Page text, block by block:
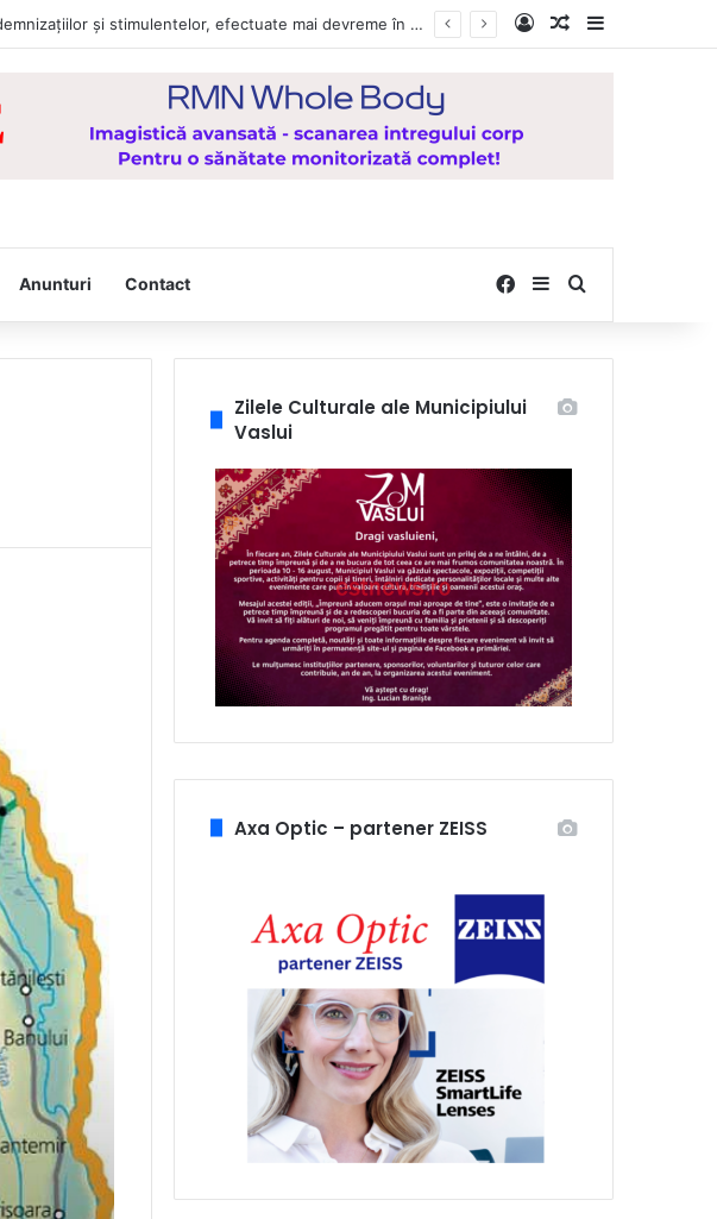
Vești bune pentru zeci de mii de vasluieni! Plățile alocațiilor, indemnizațiilor și stimulentelor, efectuate mai devreme în luna august 2026 Log InRandom Article
Anunturi Contact Facebook
SidebarSearch for
Zilele Culturale ale Municipiului
Vaslui
Axa Optic – partener ZEISS